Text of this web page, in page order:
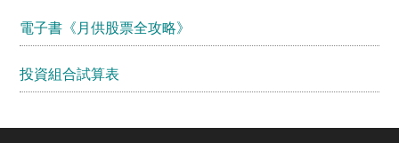
電子書《月供股票全攻略》
投資組合試算表